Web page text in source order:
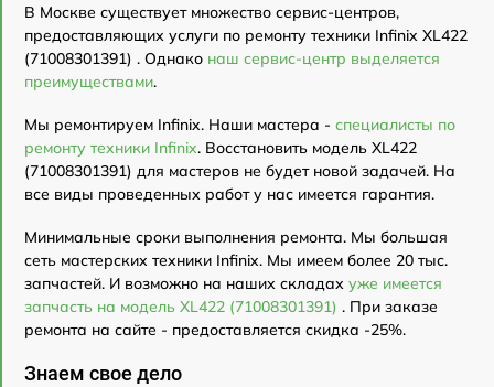
В Москве существует множество сервис-центров,
предоставляющих услуги по ремонту техники Infinix XL422
(71008301391) . Однако наш сервис-центр выделяется
преимуществами.
Мы ремонтируем Infinix. Наши мастера - специалисты по
ремонту техники Infinix. Восстановить модель XL422
(71008301391) для мастеров не будет новой задачей. На
все виды проведенных работ у нас имеется гарантия.
Минимальные сроки выполнения ремонта. Мы большая
сеть мастерских техники Infinix. Мы имеем более 20 тыс.
запчастей. И возможно на наших складах уже имеется
запчасть на модель XL422 (71008301391) . При заказе
ремонта на сайте - предоставляется скидка -25%.
Знаем свое дело